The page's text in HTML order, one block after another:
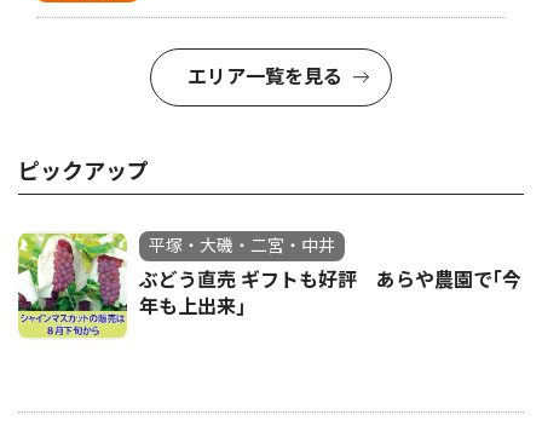
エリア一覧を見る
ピックアップ
平塚・大磯・二宮・中井
ぶどう直売 ギフトも好評 あらや農園で｢今
年も上出来｣